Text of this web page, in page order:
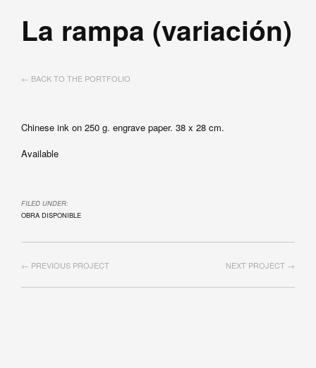
La rampa (variación)
← BACK TO THE PORTFOLIO
Chinese ink on 250 g. engrave paper. 38 x 28 cm.
Available
FILED UNDER:
OBRA DISPONIBLE
NEXT PROJECT →
← PREVIOUS PROJECT